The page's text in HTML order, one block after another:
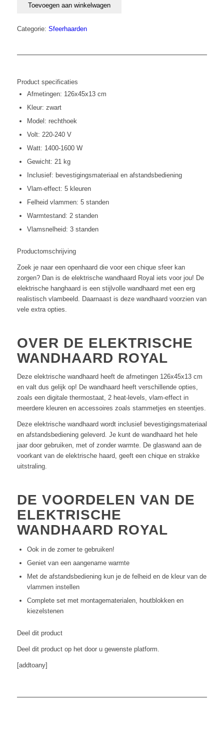
126x45x13
aantal
Toevoegen aan winkelwagen
Categorie: Sfeerhaarden
Product specificaties
Afmetingen: 126x45x13 cm
Kleur: zwart
Model: rechthoek
Volt: 220-240 V
Watt: 1400-1600 W
Gewicht: 21 kg
Inclusief: bevestigingsmateriaal en afstandsbediening
Vlam-effect: 5 kleuren
Felheid vlammen: 5 standen
Warmtestand: 2 standen
Vlamsnelheid: 3 standen
Productomschrijving
Zoek je naar een openhaard die voor een chique sfeer kan
zorgen? Dan is de elektrische wandhaard Royal iets voor jou! De
elektrische hanghaard is een stijlvolle wandhaard met een erg
realistisch vlambeeld. Daarnaast is deze wandhaard voorzien van
vele extra opties.
OVER DE ELEKTRISCHE
WANDHAARD ROYAL
Deze elektrische wandhaard heeft de afmetingen 126x45x13 cm
en valt dus gelijk op! De wandhaard heeft verschillende opties,
zoals een digitale thermostaat, 2 heat-levels, vlam-effect in
meerdere kleuren en accessoires zoals stammetjes en steentjes.
Deze elektrische wandhaard wordt inclusief bevestigingsmateriaal
en afstandsbediening geleverd. Je kunt de wandhaard het hele
jaar door gebruiken, met of zonder warmte. De glaswand aan de
voorkant van de elektrische haard, geeft een chique en strakke
uitstraling.
DE VOORDELEN VAN DE
ELEKTRISCHE
WANDHAARD ROYAL
Ook in de zomer te gebruiken!
Geniet van een aangename warmte
Met de afstandsbediening kun je de felheid en de kleur van de
vlammen instellen
Complete set met montagematerialen, houtblokken en
kiezelstenen
Deel dit product
Deel dit product op het door u gewenste platform.
[addtoany]